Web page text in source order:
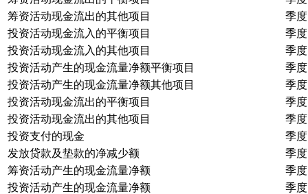
筹资活动现金流出的其他项目
季度
投资活动现金流入的平衡项目
季度
投资活动现金流入的其他项目
季度
投资活动产生的现金流量净额平衡项目
季度
投资活动产生的现金流量净额其他项目
季度
投资活动现金流出的平衡项目
季度
投资活动现金流出的其他项目
季度
投资支付的现金
季度
发放贷款及垫款的净减少额
季度
筹资活动产生的现金流量净额
季度
投资活动产生的现金流量净额
季度